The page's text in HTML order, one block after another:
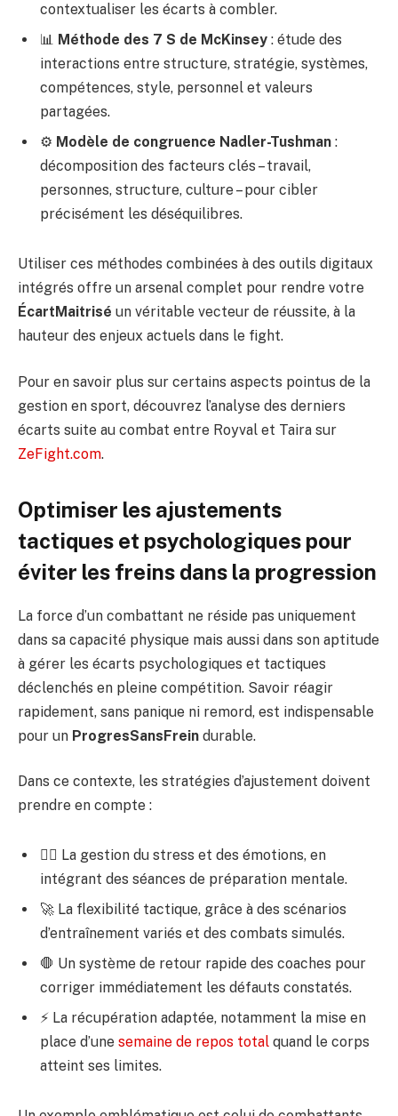
contextualiser les écarts à combler.
📊 Méthode des 7 S de McKinsey : étude des
interactions entre structure, stratégie, systèmes,
compétences, style, personnel et valeurs
partagées.
⚙️ Modèle de congruence Nadler-Tushman :
décomposition des facteurs clés – travail,
personnes, structure, culture – pour cibler
précisément les déséquilibres.
Utiliser ces méthodes combinées à des outils digitaux
intégrés offre un arsenal complet pour rendre votre
ÉcartMaitrisé un véritable vecteur de réussite, à la
hauteur des enjeux actuels dans le fight.
Pour en savoir plus sur certains aspects pointus de la
gestion en sport, découvrez l’analyse des derniers
écarts suite au combat entre Royval et Taira sur
ZeFight.com.
Optimiser les ajustements
tactiques et psychologiques pour
éviter les freins dans la progression
La force d’un combattant ne réside pas uniquement
dans sa capacité physique mais aussi dans son aptitude
à gérer les écarts psychologiques et tactiques
déclenchés en pleine compétition. Savoir réagir
rapidement, sans panique ni remord, est indispensable
pour un ProgresSansFrein durable.
Dans ce contexte, les stratégies d’ajustement doivent
prendre en compte :
🧘‍♂️ La gestion du stress et des émotions, en
intégrant des séances de préparation mentale.
🚀 La flexibilité tactique, grâce à des scénarios
d’entraînement variés et des combats simulés.
🛑 Un système de retour rapide des coaches pour
corriger immédiatement les défauts constatés.
⚡ La récupération adaptée, notamment la mise en
place d’une semaine de repos total quand le corps
atteint ses limites.